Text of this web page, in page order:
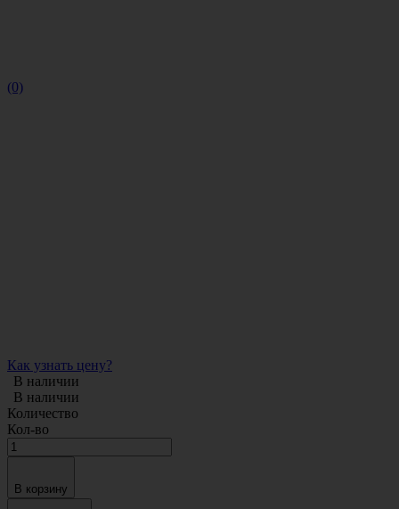
(0)
Как узнать цену?
В наличии
В наличии
Количество
Кол-во
В корзину